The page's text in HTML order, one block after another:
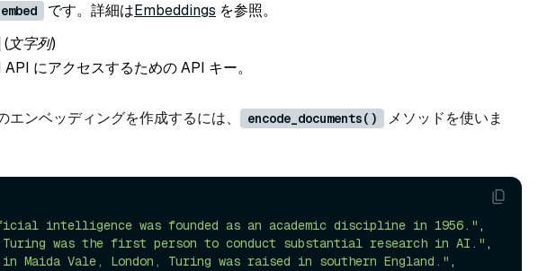
です。詳細はEmbeddings を参照。
(文字列)
にアクセスするための API キー。
エンベッディングを作成するには、 encode_documents()
メソッドを使いま
intelligence was founded as an academic discipline in 1956." ,
Turing was the first person to conduct substantial research in AI." ,
in Maida Vale, London, Turing was raised in southern England." ,